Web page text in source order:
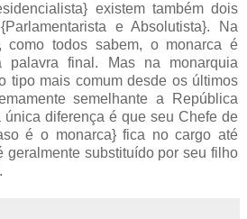
existem também dois
e Absolutista}. Na
como todos sabem, o monarca é
final. Mas na monarquia
tipo mais comum desde os últimos
semelhante a República
única diferença é que seu Chefe de
é o monarca} fica no cargo até
geralmente substituído por seu filho